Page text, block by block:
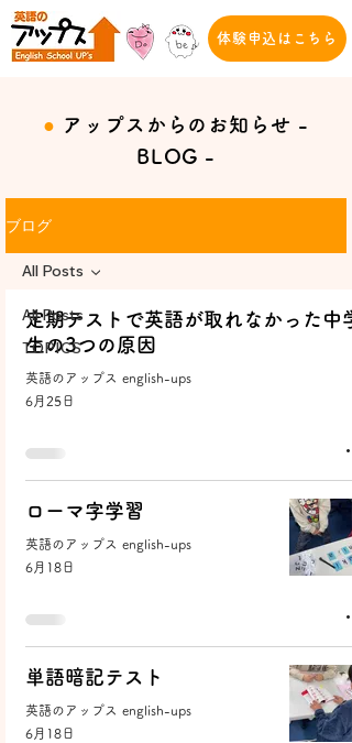
体験申込はこちら
● アップスからのお知らせ -
BLOG -
ブログ
All Posts
TOPICS
All Posts
定期テストで英語が取れなかった中学
生の3つの原因
英語のアップス english-ups
6月25日
ローマ字学習
英語のアップス english-ups
6月18日
単語暗記テスト
英語のアップス english-ups
6月18日